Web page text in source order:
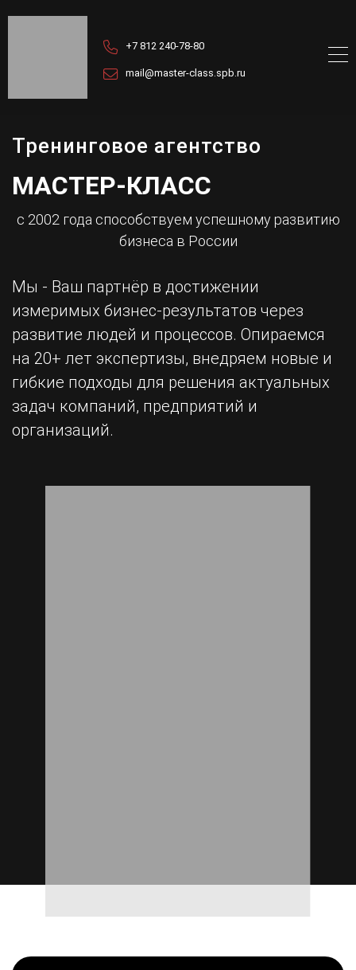
+7 812 240-78-80
mail@master-class.spb.ru
Тренинговое агентство
МАСТЕР-КЛАСС
с 2002 года способствуем успешному развитию
бизнеса в России
Мы - Ваш партнёр в достижении
измеримых бизнес-результатов через
развитие людей и процессов. Опираемся
на 20+ лет экспертизы, внедряем новые и
гибкие подходы для решения актуальных
задач компаний, предприятий и
организаций.